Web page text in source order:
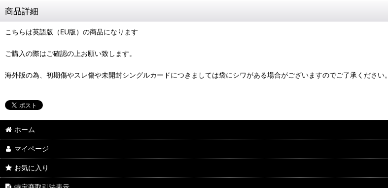
商品詳細
こちらは英語版（EU版）の商品になります
ご購入の際はご確認の上お願い致します。
海外版の為、初期傷やスレ傷や未開封シングルカードにつきましては袋にシワがある場合がございますのでご了承ください。
ホーム
マイページ
お気に入り